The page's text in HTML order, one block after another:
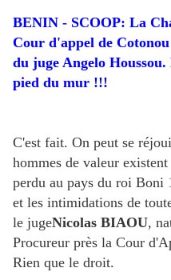
BENIN - SCOOP: La
Cour d'appel de
du juge Angelo
pied du mur !!!
C'est fait. On peut se
hommes de valeur
perdu au pays du roi Boni
et les intimidations de
le jugeNicolas BIAOU,
Procureur près la Cour
Rien que le droit.